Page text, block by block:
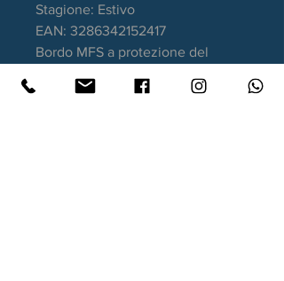
Stagione: Estivo
EAN: 3286342152417
Bordo MFS a protezione del
Aderenza sul bagnato: A